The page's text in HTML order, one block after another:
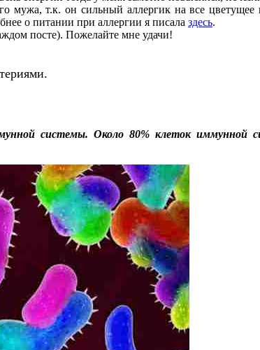
мужа, т.к. он сильный аллергик на все
о питании при аллергии я писала здесь.
посте). Пожелайте мне удачи!
системы. Около 80% клеток иммунной